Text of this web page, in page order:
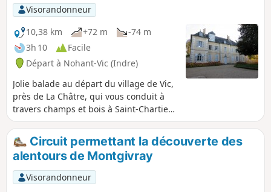
Visorandonneur
10,38 km
+72 m
-74 m
3h 10
Facile
Départ à Nohant-Vic (Indre)
Jolie balade au départ du village de Vic,
près de La Châtre, qui vous conduit à
travers champs et bois à Saint-Chartier
et son château du XVème siècle, puis au
beau village de Nohant et la maison de
George Sand.
Circuit permettant la découverte des
alentours de Montgivray
Visorandonneur